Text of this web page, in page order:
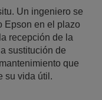
Un ingeniero se
Epson en el plazo
recepción de la
sustitución de
que
su vida útil.